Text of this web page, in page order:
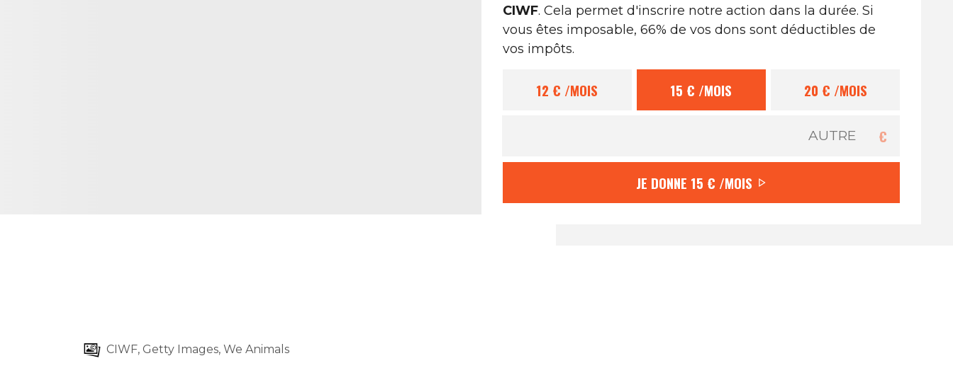
CIWF. Cela permet d'inscrire notre action dans la durée. Si
vous êtes imposable, 66% de vos dons sont déductibles de
vos impôts.
12 € /MOIS 15 € /MOIS 20 € /MOIS
€
JE DONNE 15 € /MOIS
CIWF, Getty Images, We Animals